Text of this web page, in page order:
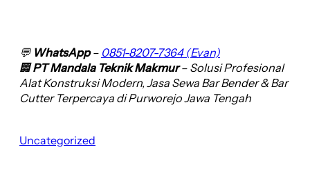
💬 WhatsApp– 0851-8207-7364 (Evan)
🏢PT Mandala Teknik Makmur– Solusi Profesional
Alat Konstruksi Modern, Jasa Sewa Bar Bender & Bar
Cutter Terpercaya di Purworejo Jawa Tengah
Uncategorized